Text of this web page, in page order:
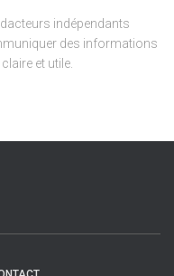
indépendants
des informations
et utile.